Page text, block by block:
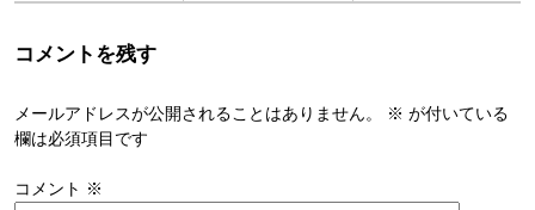
コメントを残す
メールアドレスが公開されることはありません。 ※ が付いている
欄は必須項目です
コメント ※